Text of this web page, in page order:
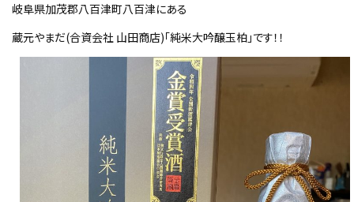
岐阜県加茂郡八百津町八百津にある
蔵元やまだ(合資会社 山田商店)「純米大吟醸玉柏」です！！